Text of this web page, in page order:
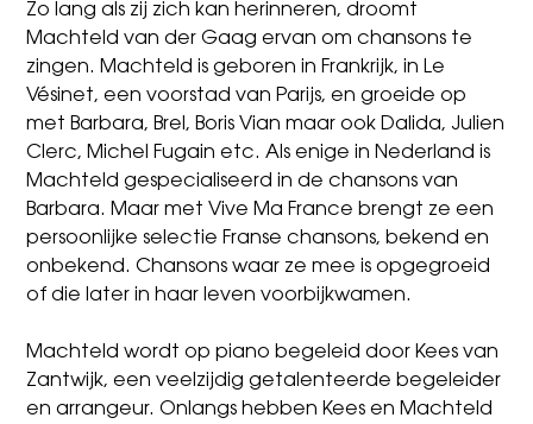
Zo lang als zij zich kan herinneren, droomt
Machteld van der Gaag ervan om chansons te
zingen. Machteld is geboren in Frankrijk, in Le
Vésinet, een voorstad van Parijs, en groeide op
met Barbara, Brel, Boris Vian maar ook Dalida, Julien
Clerc, Michel Fugain etc. Als enige in Nederland is
Machteld gespecialiseerd in de chansons van
Barbara. Maar met Vive Ma France brengt ze een
persoonlijke selectie Franse chansons, bekend en
onbekend. Chansons waar ze mee is opgegroeid
of die later in haar leven voorbijkwamen.
Machteld wordt op piano begeleid door Kees van
Zantwijk, een veelzijdig getalenteerde begeleider
en arrangeur. Onlangs hebben Kees en Machteld